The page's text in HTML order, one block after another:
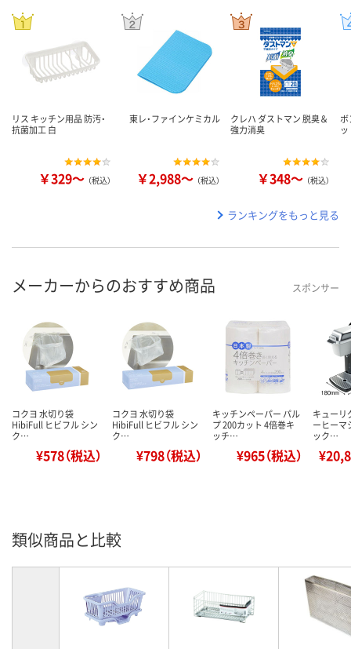
リス キッチン用品 防汚・
抗菌加工 白
￥329～ （税込）
東レ・ファインケミカル
￥2,988～ （税込）
クレハ ダストマン 脱臭＆
強力消臭
￥348～ （税込）
ボ
ランキングをもっと見る
メーカーからのおすすめ商品 スポンサー
コクヨ 水切り袋
HibiFull ヒビフル シン
ク…
¥578（税込）
コクヨ 水切り袋
HibiFull ヒビフル シン
ク…
¥798（税込）
キッチンペーパー パル
プ 200カット 4倍巻キ
ッチ…
¥965（税込）
キューリ
ーヒーマ
ック…
類似商品と比較